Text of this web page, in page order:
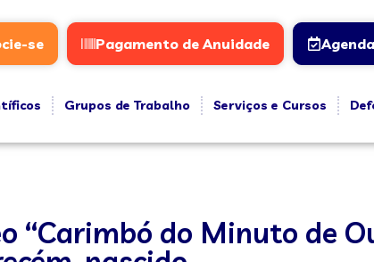
se Pagamento de Anuidade
Grupos de Trabalho Serviços e Cursos
“Carimbó do Minuto de